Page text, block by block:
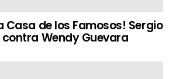
Casa de los Famosos! Sergio
Wendy Guevara